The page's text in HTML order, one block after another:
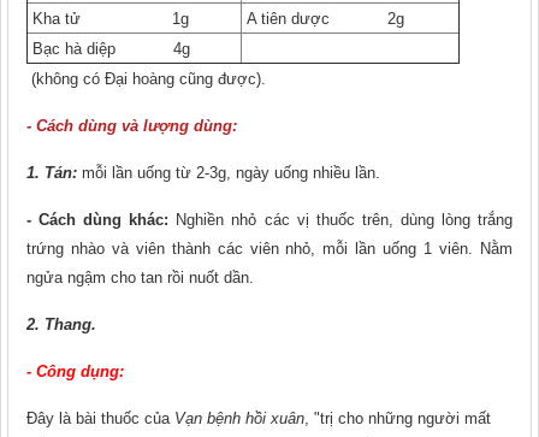
Kha tử 1g
A tiên dược 2g
Bạc hà diệp 4g
(không có Đại hoàng cũng được).
- Cách dùng và lượng dùng:
1. Tán: mỗi lần uống từ 2-3g, ngày uống nhiều lần.
- Cách dùng khác: Nghiền nhỏ các vị thuốc trên, dùng lòng trắng
trứng nhào và viên thành các viên nhỏ, mỗi lần uống 1 viên. Nằm
ngửa ngậm cho tan rồi nuốt dần.
2. Thang.
- Công dụng:
Đây là bài thuốc của Vạn bệnh hồi xuân, "trị cho những người mất